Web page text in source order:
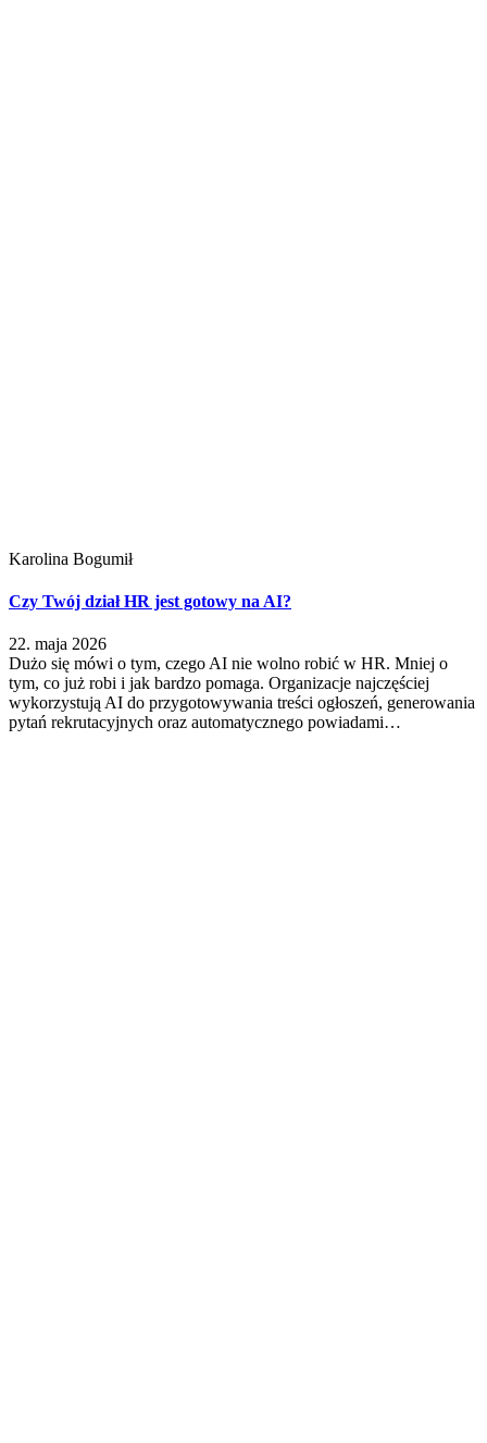
Karolina Bogumił
Czy Twój dział HR jest gotowy na AI?
22. maja 2026
Dużo się mówi o tym, czego AI nie wolno robić w HR. Mniej o
tym, co już robi i jak bardzo pomaga. Organizacje najczęściej
wykorzystują AI do przygotowywania treści ogłoszeń, generowania
pytań rekrutacyjnych oraz automatycznego powiadami…